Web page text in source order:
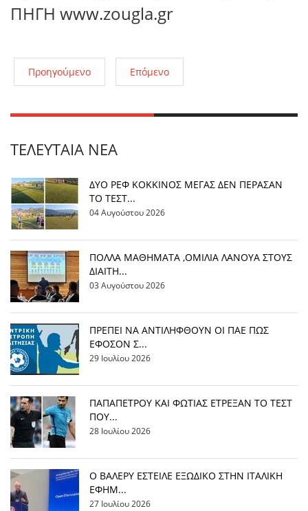
ΠΗΓΗ www.zougla.gr
Προηγούμενο Επόμενο
ΤΕΛΕΥΤΑΊΑ ΝΈΑ
ΔΥΟ ΡΕΦ ΚΟΚΚΙΝΟΣ ΜΕΓΑΣ ΔΕΝ ΠΕΡΑΣΑΝ
ΤΟ ΤΕΣΤ...
04 Αυγούστου 2026
ΠΟΛΛΑ ΜΑΘΗΜΑΤΑ ,ΟΜΙΛΙΑ ΛΑΝΟΥΑ ΣΤΟΥΣ
ΔΙΑΙΤΗ...
03 Αυγούστου 2026
ΠΡΕΠΕΙ ΝΑ ΑΝΤΙΛΗΦΘΟΥΝ ΟΙ ΠΑΕ ΠΩΣ
ΕΦΟΣΟΝ Σ...
29 Ιουλίου 2026
ΠΑΠΑΠΕΤΡΟΥ ΚΑΙ ΦΩΤΙΑΣ ΕΤΡΕΞΑΝ ΤΟ ΤΕΣΤ
ΠΟΥ...
28 Ιουλίου 2026
Ο ΒΑΛΕΡΥ ΕΣΤΕΙΛΕ ΕΞΩΔΙΚΟ ΣΤΗΝ ΙΤΑΛΙΚΗ
ΕΦΗΜ...
27 Ιουλίου 2026